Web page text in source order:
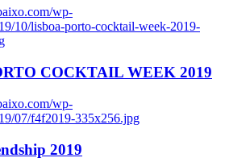
wp-
10/lisboa-porto-cocktail-week-2019-
COCKTAIL WEEK 2019
wp-
07/f4f2019-335x256.jpg
2019